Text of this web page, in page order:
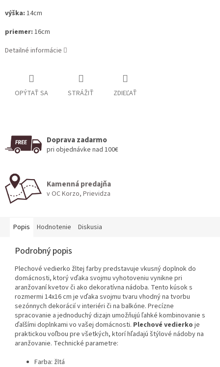
výška: 14cm
priemer: 16cm
Detailné informácie
OPÝTAŤ SA STRÁŽIŤ ZDIEĽAŤ
Doprava zadarmo
pri objednávke nad 100€
Kamenná predajňa
v OC Korzo, Prievidza
Popis Hodnotenie Diskusia
Podrobný popis
Plechové vedierko žltej farby predstavuje vkusný doplnok do
domácnosti, ktorý vďaka svojmu vyhotoveniu vynikne pri
aranžovaní kvetov či ako dekoratívna nádoba. Tento kúsok s
rozmermi 14x16 cm je vďaka svojmu tvaru vhodný na tvorbu
sezónnych dekorácií v interiéri či na balkóne. Precízne
spracovanie a jednoduchý dizajn umožňujú ľahké kombinovanie s
ďalšími doplnkami vo vašej domácnosti. Plechové vedierko je
praktickou voľbou pre všetkých, ktorí hľadajú štýlové nádoby na
aranžovanie. Technické parametre:
Farba: žltá